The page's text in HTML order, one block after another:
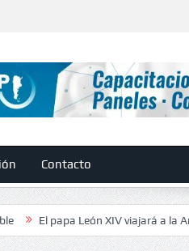
Contacto
León XIV viajará a la Argentina